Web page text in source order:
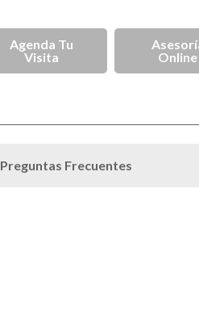
Agenda Tu
Visita
Online
Preguntas Frecuentes